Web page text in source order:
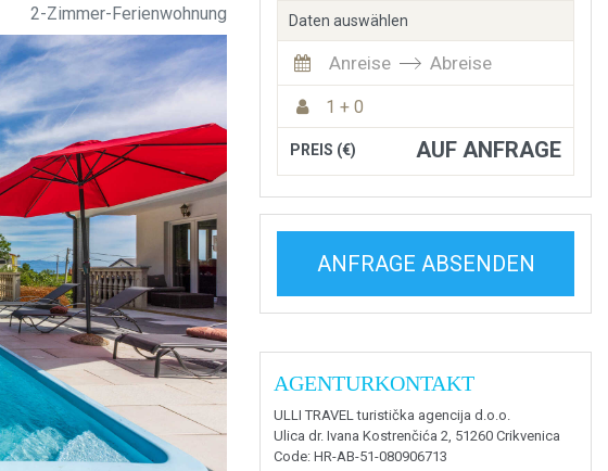
2-Zimmer-Ferienwohnung Daten auswählen
Anreise Abreise
1 + 0
PREIS (€) AUF ANFRAGE
ANFRAGE ABSENDEN
AGENTURKONTAKT
ULLI TRAVEL turistička agencija d.o.o.
Ulica dr. Ivana Kostrenčića 2, 51260 Crikvenica
Code: HR-AB-51-080906713